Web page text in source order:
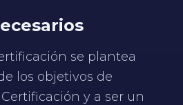
se plantea
los objetivos de
y a ser un